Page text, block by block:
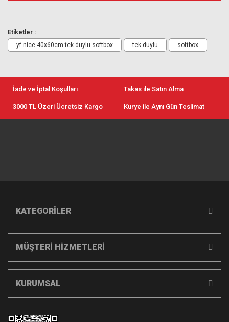
Etiketler :
yf nice 40x60cm tek duylu softbox
tek duylu softbox
İade ve İptal Koşulları Takas ile Satın Alma
3000 TL Üzeri Ücretsiz Kargo Kurye ile Aynı Gün Teslimat
KATEGORİLER
MÜŞTERİ HİZMETLERİ
KURUMSAL